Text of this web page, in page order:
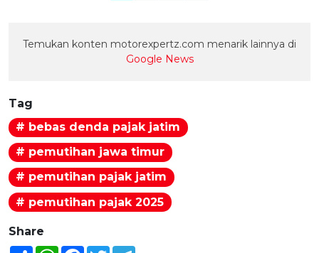
Temukan konten motorexpertz.com menarik lainnya di
Google News
Tag
# bebas denda pajak jatim
# pemutihan jawa timur
# pemutihan pajak jatim
# pemutihan pajak 2025
Share